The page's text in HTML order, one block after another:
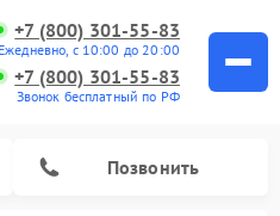
+7 (800) 301-55-83
Ежедневно, с 10:00 до 20:00
+7 (800) 301-55-83
Звонок бесплатный по РФ
Позвонить